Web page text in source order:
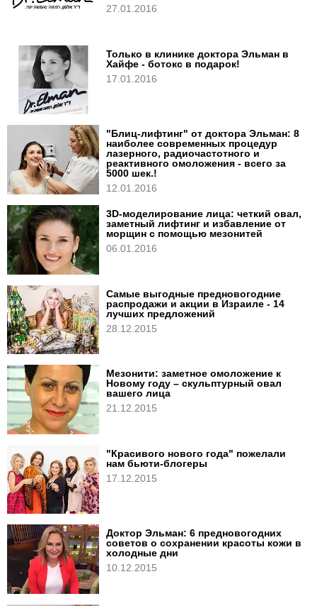
27.01.2016
Только в клинике доктора Эльман в
Хайфе - ботокс в подарок!
17.01.2016
"Блиц-лифтинг" от доктора Эльман: 8
наиболее современных процедур
лазерного, радиочастотного и
реактивного омоложения - всего за
5000 шек.!
12.01.2016
3D-моделирование лица: четкий овал,
заметный лифтинг и избавление от
морщин с помощью мезонитей
06.01.2016
Cамые выгодные предновогодние
распродажи и акции в Израиле - 14
лучших предложений
28.12.2015
Мезонити: заметное омоложение к
Новому году – скульптурный овал
вашего лица
21.12.2015
"Красивого нового года" пожелали
нам бьюти-блогеры
17.12.2015
Доктор Эльман: 6 предновогодних
советов о сохранении красоты кожи в
холодные дни
10.12.2015